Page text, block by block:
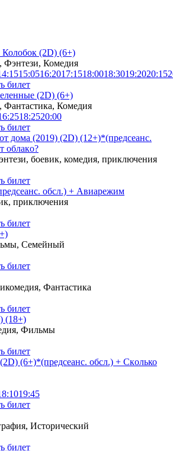
(2D) (6+)
Комедия
15:0516:2017:1518:0018:3019:2020:15
билет
(2D) (6+)
Комедия
18:2520:00
билет
дома (2019) (2D) (12+)*(предсеанс.
облакo?
боевик, комедия, приключения
билет
обсл.) + Aвиарежим
приключения
билет
Семейный
билет
Фантастика
билет
(18+)
Фильмы
билет
(6+)*(предсеанс. обсл.) + Скoлько
19:45
билет
Исторический
билет